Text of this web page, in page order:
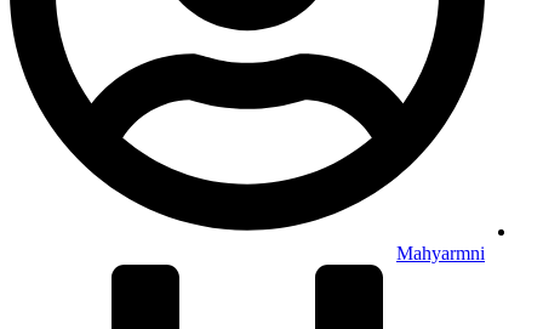
Mahyarmni